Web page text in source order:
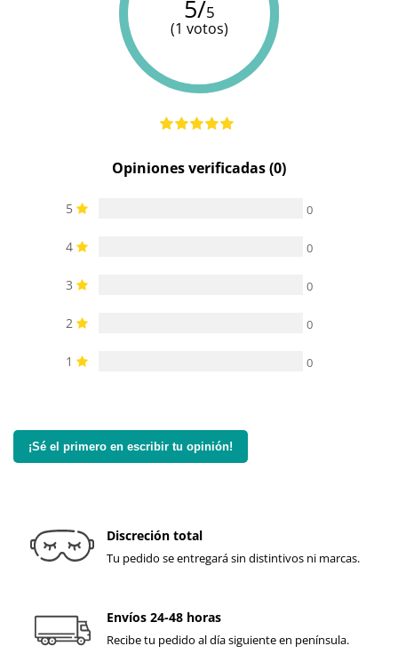
5/5
(1 votos)
Opiniones verificadas (0)
5 0
4 0
3 0
2 0
1 0
¡Sé el primero en escribir tu opinión!
Discreción total
Tu pedido se entregará sin distintivos ni marcas.
Envíos 24-48 horas
Recibe tu pedido al día siguiente en península.